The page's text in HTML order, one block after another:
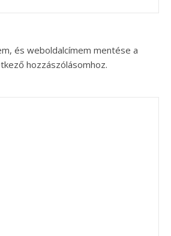
és weboldalcímem mentése a
hozzászólásomhoz.